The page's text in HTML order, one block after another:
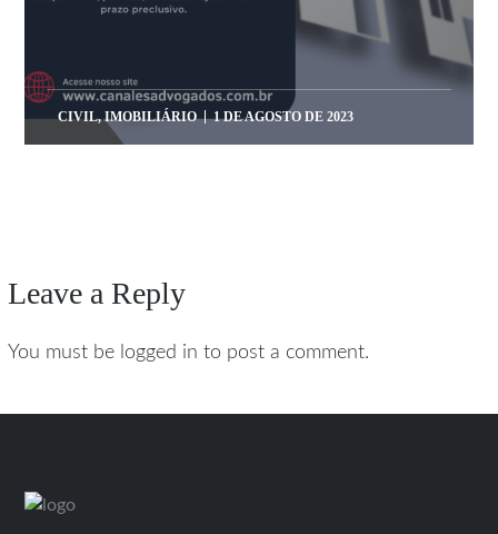
CIVIL,IMOBILIÁRIO 1 DE AGOSTO DE 2023
Leave a Reply
You must be logged in to post a comment.